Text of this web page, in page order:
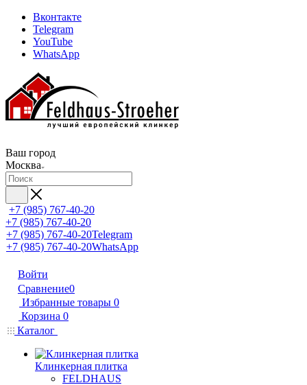
Вконтакте
Telegram
YouTube
WhatsApp
Ваш город
Москва
+7 (985) 767-40-20
+7 (985) 767-40-20
+7 (985) 767-40-20Telegram
+7 (985) 767-40-20WhatsApp
Войти
Сравнение0
Избранные товары 0
Корзина 0
Каталог
Клинкерная плитка
FELDHAUS